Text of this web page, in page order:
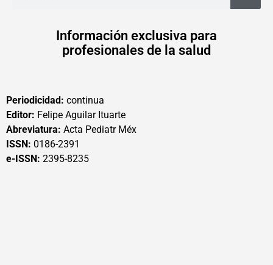
Información exclusiva para
profesionales de la salud
Periodicidad: continua
Editor: Felipe Aguilar Ituarte
Abreviatura: Acta Pediatr Méx
ISSN: 0186-2391
e-ISSN: 2395-8235